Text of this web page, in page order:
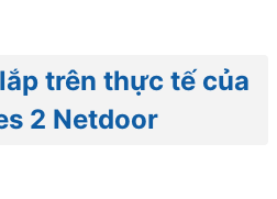
trên thực tế của
2 Netdoor